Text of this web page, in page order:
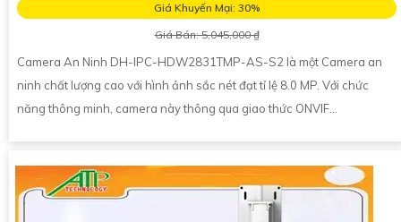
Giá Khuyến Mại: 30%
Giá Bán: 5,045,000 ₫
Camera An Ninh DH-IPC-HDW2831TMP-AS-S2 là một Camera an
ninh chất lượng cao với hình ảnh sắc nét đạt tỉ lệ 8.0 MP. Với chức
năng thông minh, camera này thông qua giao thức ONVIF...